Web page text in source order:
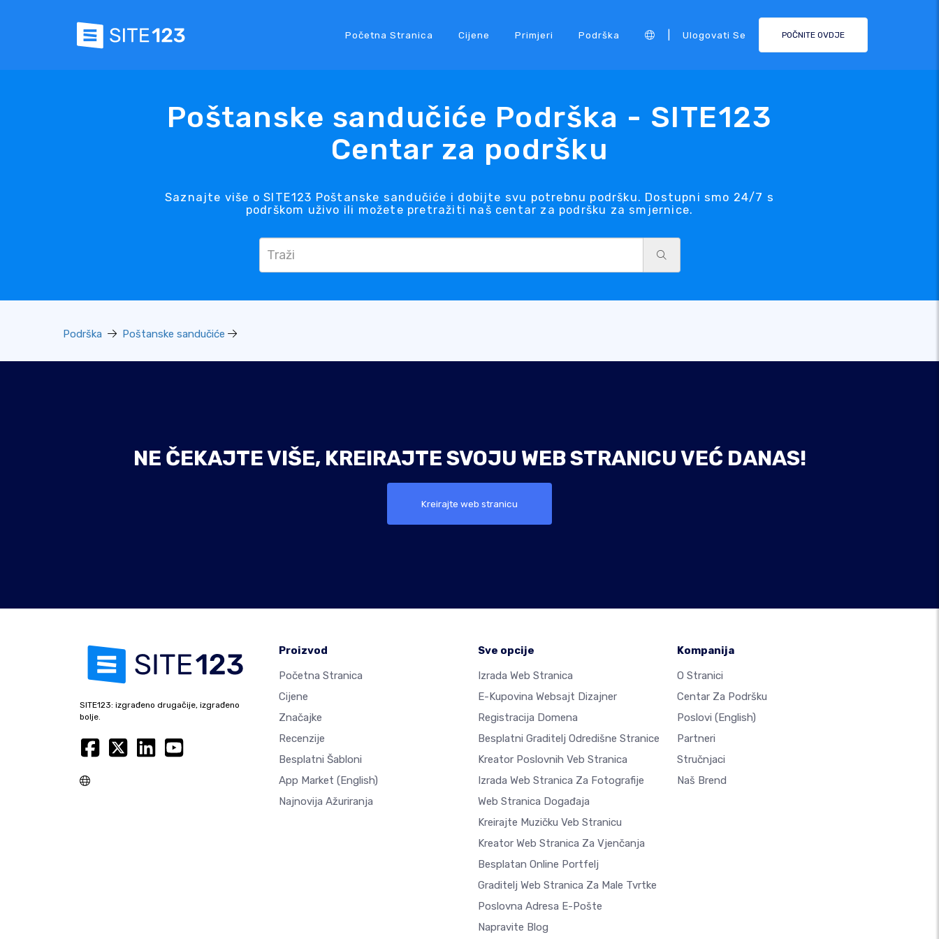
Početna Stranica Cijene Primjeri Podrška Ulogovati Se POČNITE OVDJE
Poštanske sandučiće Podrška - SITE123
Centar za podršku
Saznajte više o SITE123 Poštanske sandučiće i dobijte svu potrebnu podršku. Dostupni smo 24/7 s
podrškom uživo ili možete pretražiti naš centar za podršku za smjernice.
Podrška Poštanske sandučiće
NE ČEKAJTE VIŠE, KREIRAJTE SVOJU WEB STRANICU VEĆ DANAS!
Kreirajte web stranicu
SITE123: izgrađeno drugačije, izgrađeno
bolje.
Proizvod
Početna Stranica
Cijene
Značajke
Recenzije
Besplatni Šabloni
App Market (English)
Najnovija Ažuriranja
Sve opcije
Izrada Web Stranica
E-Kupovina Websajt Dizajner
Registracija Domena
Besplatni Graditelj Odredišne Stranice
Kreator Poslovnih Veb Stranica
Izrada Web Stranica Za Fotografije
Web Stranica Događaja
Kreirajte Muzičku Veb Stranicu
Kreator Web Stranica Za Vjenčanja
Besplatan Online Portfelj
Graditelj Web Stranica Za Male Tvrtke
Poslovna Adresa E-Pošte
Napravite Blog
Kompanija
O Stranici
Centar Za Podršku
Poslovi (English)
Partneri
Stručnjaci
Naš Brend